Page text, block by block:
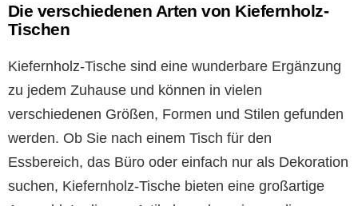
Die verschiedenen Arten von Kiefernholz-
Tischen
Kiefernholz-Tische sind eine wunderbare Ergänzung
zu jedem Zuhause und können in vielen
verschiedenen Größen, Formen und Stilen gefunden
werden. Ob Sie nach einem Tisch für den
Essbereich, das Büro oder einfach nur als Dekoration
suchen, Kiefernholz-Tische bieten eine großartige